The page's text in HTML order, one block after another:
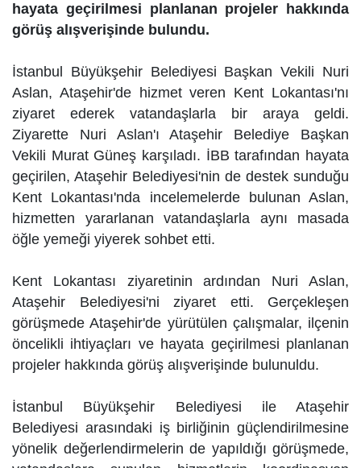
hayata geçirilmesi planlanan projeler hakkında
görüş alışverişinde bulundu.
İstanbul Büyükşehir Belediyesi Başkan Vekili Nuri
Aslan, Ataşehir'de hizmet veren Kent Lokantası'nı
ziyaret ederek vatandaşlarla bir araya geldi.
Ziyarette Nuri Aslan'ı Ataşehir Belediye Başkan
Vekili Murat Güneş karşıladı. İBB tarafından hayata
geçirilen, Ataşehir Belediyesi'nin de destek sunduğu
Kent Lokantası'nda incelemelerde bulunan Aslan,
hizmetten yararlanan vatandaşlarla aynı masada
öğle yemeği yiyerek sohbet etti.
Kent Lokantası ziyaretinin ardından Nuri Aslan,
Ataşehir Belediyesi'ni ziyaret etti. Gerçekleşen
görüşmede Ataşehir'de yürütülen çalışmalar, ilçenin
öncelikli ihtiyaçları ve hayata geçirilmesi planlanan
projeler hakkında görüş alışverişinde bulunuldu.
İstanbul Büyükşehir Belediyesi ile Ataşehir
Belediyesi arasındaki iş birliğinin güçlendirilmesine
yönelik değerlendirmelerin de yapıldığı görüşmede,